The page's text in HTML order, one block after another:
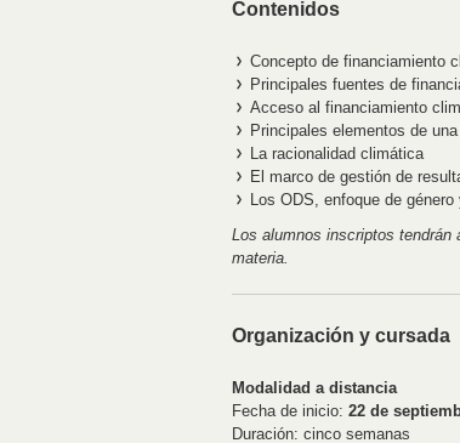
Contenidos
Concepto de financiamiento
Principales fuentes de
Acceso al financiamiento
Principales elementos de
La racionalidad climática
El marco de gestión de
Los ODS, enfoque de
Los alumnos inscriptos tendrán
materia.
Organización y cursada
Modalidad a distancia
Fecha de inicio: 22 de
Duración: cinco semanas